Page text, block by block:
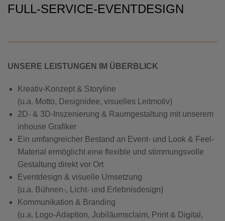
FULL-SERVICE-EVENTDESIGN
UNSERE LEISTUNGEN IM ÜBERBLICK
Kreativ-Konzept & Storyline
(u.a. Motto, Designidee, visuelles Leitmotiv)
2D- & 3D-Inszenierung & Raumgestaltung mit unserem
inhouse Grafiker
Ein umfangreicher Bestand an Event- und Look & Feel-
Material ermöglicht eine flexible und stimmungsvolle
Gestaltung direkt vor Ort
Eventdesign & visuelle Umsetzung
(u.a. Bühnen-, Licht- und Erlebnisdesign)
Kommunikation & Branding
(u.a. Logo-Adaption, Jubiläumsclaim, Print & Digital,